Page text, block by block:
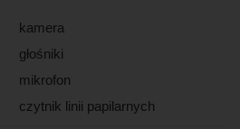
kamera
głośniki
mikrofon
czytnik linii papilarnych